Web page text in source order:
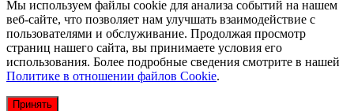
Мы используем файлы cookie для анализа событий на нашем
веб-сайте, что позволяет нам улучшать взаимодействие с
пользователями и обслуживание. Продолжая просмотр
страниц нашего сайта, вы принимаете условия его
использования. Более подробные сведения смотрите в нашей
Политике в отношении файлов Cookie.
Принять